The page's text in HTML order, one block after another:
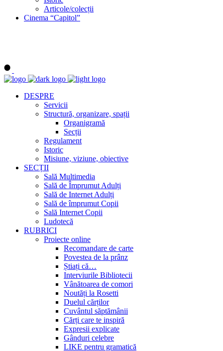
Articole/colecții
Cinema “Capitol”
DESPRE
Servicii
Structură, organizare, spații
Organigramă
Secții
Regulament
Istoric
Misiune, viziune, obiective
SECȚII
Sală Multimedia
Sală de Împrumut Adulți
Sală de Internet Adulți
Sală de împrumut Copii
Sală Internet Copii
Ludotecă
RUBRICI
Proiecte online
Recomandare de carte
Povestea de la prânz
Știați că…
Interviurile Bibliotecii
Vânătoarea de comori
Noutăți la Rosetti
Duelul cărților
Cuvântul săptămânii
Cărți care te inspiră
Expresii explicate
Gânduri celebre
LIKE pentru gramatică